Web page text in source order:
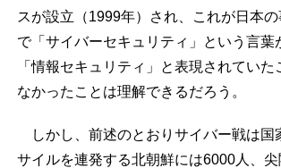
スが設立（1999年）され、これが日本
で「サイバーセキュリティ」という言
「情報セキュリティ」と表現されてい
なかったことは理解できるだろう。
しかし、前述のとおりサイバー戦は国
サイルを連発する北朝鮮には6000人、